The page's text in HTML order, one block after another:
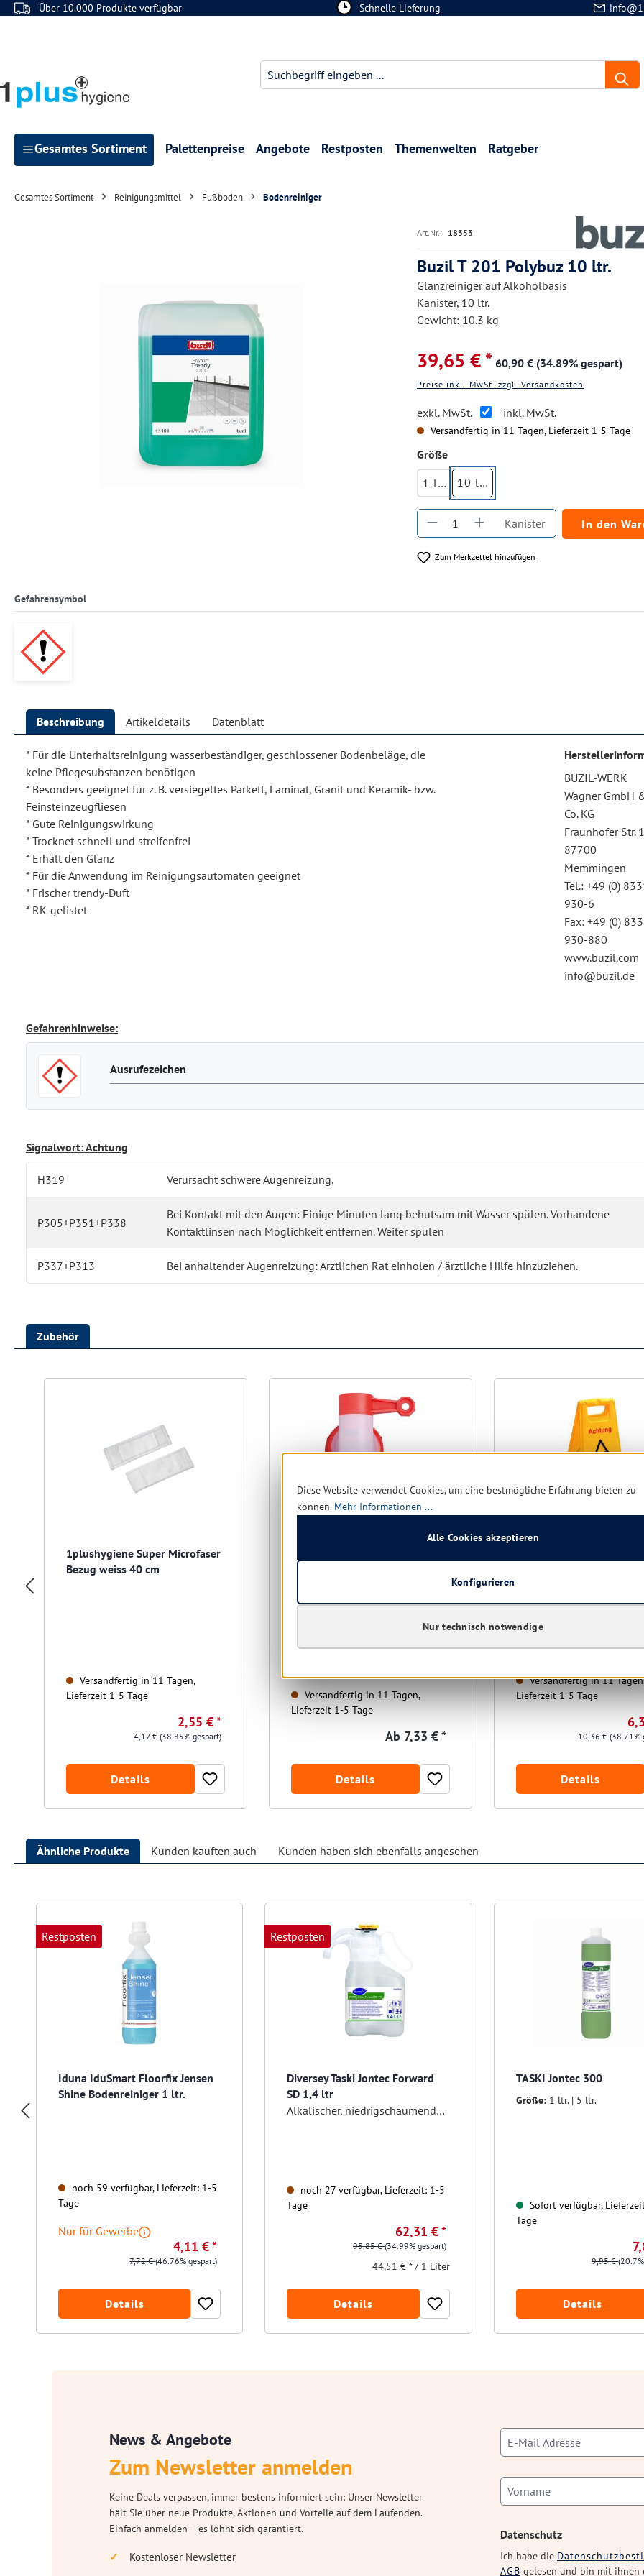
Hauptinhalt springen
Zur Suche springen
Zur Hauptnavigation springen
Über 10.000 Produkte verfügbar Schnelle Lieferung
Gesamtes Sortiment Palettenpreise Angebote Restposten Themenwelten Ratgeber
Gesamtes Sortiment Reinigungsmittel Fußboden Bodenreiniger
Art.Nr.: 18353
Buzil T 201 Polybuz 10 ltr.
Glanzreiniger auf Alkoholbasis
Kanister, 10 ltr.
Gewicht: 10.3 kg
39,65 € * 60,90 €(34.89% gespart)
Preise inkl. MwSt. zzgl. Versandkosten
exkl. MwSt. inkl. MwSt.
Versandfertig in 11 Tagen, Lieferzeit 1-5 Tage
Größeauswählen
1 ltr. 10 ltr.
Produkt Anzahl: Gib den
Kanister In den
Zum Merkzettel hinzufügen
Gefahrensymbol
Beschreibung Artikeldetails Datenblatt
* Für die Unterhaltsreinigung wasserbeständiger, geschlossener Bodenbeläge, die
keine Pflegesubstanzen benötigen
* Besonders geeignet für z. B. versiegeltes Parkett, Laminat, Granit und Keramik- bzw.
Feinsteinzeugfliesen
* Gute Reinigungswirkung
* Trocknet schnell und streifenfrei
* Erhält den Glanz
* Für die Anwendung im Reinigungsautomaten geeignet
* Frischer trendy-Duft
* RK-gelistet
BUZIL-WERK
Wagner GmbH
Co. KG
Fraunhofer Str.
87700
Memmingen
Tel.: +49 (0)
930-6
Fax: +49 (0)
930-880
www.buzil.com
info@buzil.de
Gefahrenhinweise:
Ausrufezeichen
Signalwort: Achtung
H319 Verursacht schwere Augenreizung.
P305+P351+P338
Bei Kontakt mit den Augen: Einige Minuten lang behutsam mit Wasser spülen. Vorhandene
Kontaktlinsen nach Möglichkeit entfernen. Weiter spülen
P337+P313 Bei anhaltender Augenreizung: Ärztlichen Rat einholen / ärztliche Hilfe hinzuziehen.
Zubehör
1plushygiene Super Microfaser
Bezug weiss 40 cm
Versandfertig in 11 Tagen,
Lieferzeit 1-5 Tage
2,55 € *
4,17 €(38.85% gespart)
Details
Versandfertig in 11 Tagen,
Lieferzeit 1-5 Tage
Ab 7,33 € *
Details
Versandfertig in 11 Tagen,
Lieferzeit 1-5 Tage
10,36 €(38.71%
Details
Ähnliche Produkte Kunden kauften auch Kunden haben sich ebenfalls angesehen
Restposten
Iduna IduSmart Floorfix Jensen
Shine Bodenreiniger 1 ltr.
noch 59 verfügbar, Lieferzeit: 1-5
Tage
Nur für Gewerbe
4,11 € *
7,72 €(46.76% gespart)
Details
Restposten
Diversey Taski Jontec Forward
SD 1,4 ltr
Alkalischer, niedrigschäumender Fußbodenreiniger im SmartDose System
noch 27 verfügbar, Lieferzeit: 1-5
Tage
62,31 € *
95,85 €(34.99% gespart)
44,51 € * / 1 Liter
Details
TASKI Jontec 300
Größe: 1 ltr. | 5 ltr.
Sofort verfügbar,
Tage
9,95 €
Details
News & Angebote
Zum Newsletter anmelden
Keine Deals verpassen, immer bestens informiert sein: Unser Newsletter
hält Sie über neue Produkte, Aktionen und Vorteile auf dem Laufenden.
Einfach anmelden – es lohnt sich garantiert.
Kostenloser Newsletter
Datenschutz
Ich habe die
AGB gelesen und bin mit ihnen
Diese Website verwendet Cookies, um eine bestmögliche Erfahrung bieten zu
können. Mehr Informationen ...
Nur technisch notwendige
Konfigurieren
Alle Cookies akzeptieren